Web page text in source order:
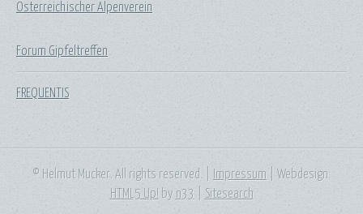
Österreichischer Alpenverein
Forum Gipfeltreffen
FREQUENTIS
© Helmut Mucker. All rights reserved. | Impressum | Webdesign:
HTML5 Up! by n33 Sitesearch